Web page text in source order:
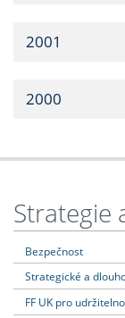
2001
2000
Strategie
Bezpečnost
Strategické a
FF UK pro